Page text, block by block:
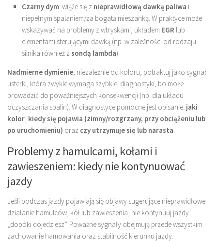
Czarny dym: wiąże się z nieprawidłową dawką paliwa i
niepełnym spalaniem/za bogatą mieszanką. W praktyce może
wskazywać na problemy z wtryskami, układem EGR lub
elementami sterującymi dawką (np. w zależności od rodzaju
silnika również z sondą lambda).
Nadmierne dymienie , niezależnie od koloru, potraktuj jako sygnał
usterki, która zwykle wymaga szybkiej diagnostyki, bo może
prowadzić do poważniejszych konsekwencji (np. dla układu
oczyszczania spalin). W diagnostyce pomocne jest opisanie: jaki
kolor kiedy się pojawia (zimny/rozgrzany, przy obciążeniu lub
po uruchomieniu) oraz czy utrzymuje się lub narasta
Problemy z hamulcami, kołami i
zawieszeniem: kiedy nie kontynuować
jazdy
Jeśli podczas jazdy pojawiają się objawy sugerujące nieprawidłowe
działanie hamulców, kół lub zawieszenia, nie kontynuuj jazdy
„dopóki dojedziesz”. Poważne sygnały obejmują przede wszystkim
zachowanie hamowania oraz stabilność kierunku jazdy.